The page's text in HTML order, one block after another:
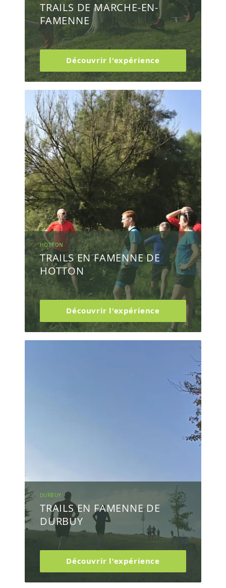
TRAILS DE MARCHE-EN-
FAMENNE
Découvrir l'expérience
HOTTON
TRAILS EN FAMENNE DE
HOTTON
Découvrir l'expérience
DURBUY
TRAILS EN FAMENNE DE
DURBUY
Découvrir l'expérience